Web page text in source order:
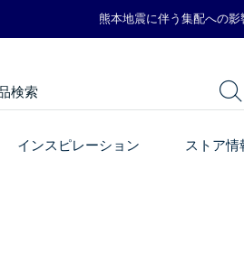
熊本地震に伴う集配への影
インスピレーション ストア情